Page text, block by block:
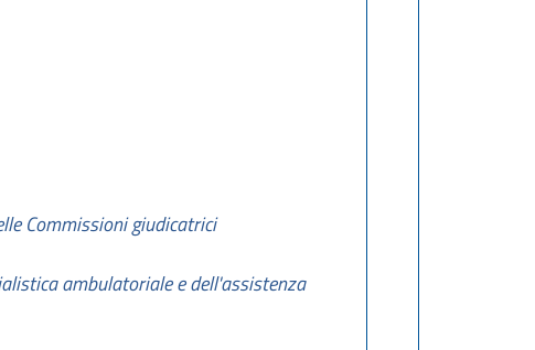
Commissioni giudicatrici
ambulatoriale e dell'assistenza